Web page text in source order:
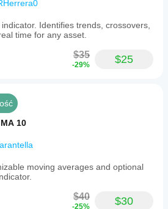
Identifies trends, crossovers,
time for any asset.
$35
-29% $25
10
moving averages and optional
$40
-25% $30